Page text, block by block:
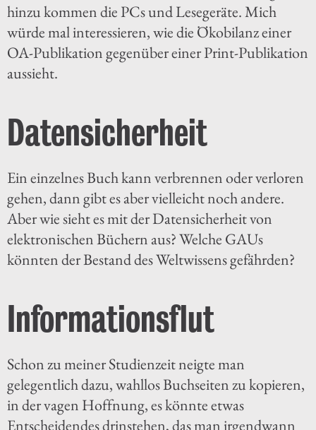
hinzu kommen die PCs und Lesegeräte. Mich
würde mal interessieren, wie die Ökobilanz einer
OA-Publikation gegenüber einer Print-Publikation
aussieht.
Datensicherheit
Ein einzelnes Buch kann verbrennen oder verloren
gehen, dann gibt es aber vielleicht noch andere.
Aber wie sieht es mit der Datensicherheit von
elektronischen Büchern aus? Welche GAUs
könnten der Bestand des Weltwissens gefährden?
Informationsflut
Schon zu meiner Studienzeit neigte man
gelegentlich dazu, wahllos Buchseiten zu kopieren,
in der vagen Hoffnung, es könnte etwas
Entscheidendes drinstehen, das man irgendwann